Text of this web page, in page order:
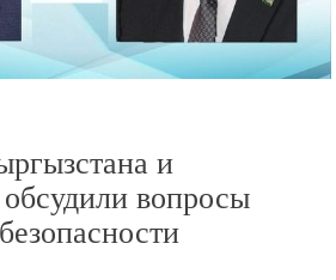
и
вопросы